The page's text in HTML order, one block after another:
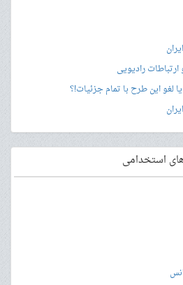
رادیویی
لغو این طرح با تمام جزئیات!؟
استخدامی